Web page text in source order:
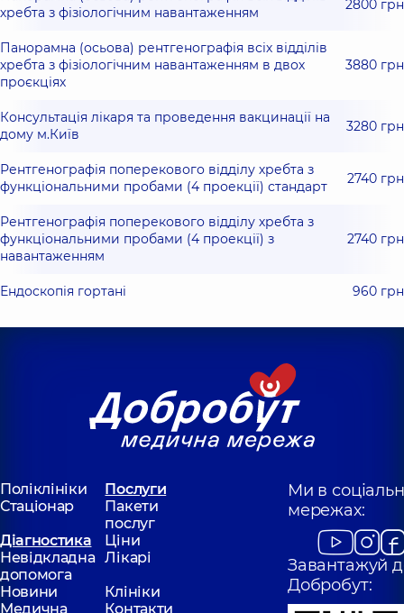
хребта з фізіологічним навантаженням
2800 грн
Панорамна (осьова) рентгенографія всіх відділів
хребта з фізіологічним навантаженням в двох
проєкціях
3880 грн
Консультація лікаря та проведення вакцинації на
дому м.Київ
3280 грн
Рентгенографія поперекового відділу хребта з
функціональними пробами (4 проекції) стандарт
2740 грн
Рентгенографія поперекового відділу хребта з
функціональними пробами (4 проекції) з
навантаженням
2740 грн
Ендоскопія гортані 960 грн
Поліклініки
Послуги
Стаціонар
Пакети
послуг
Діагностика
Ціни
Невідкладна
допомога
Лікарі
Новини
Клініки
Медична
Контакти
Ми в
мережах:
Завантажуй
Добробут: